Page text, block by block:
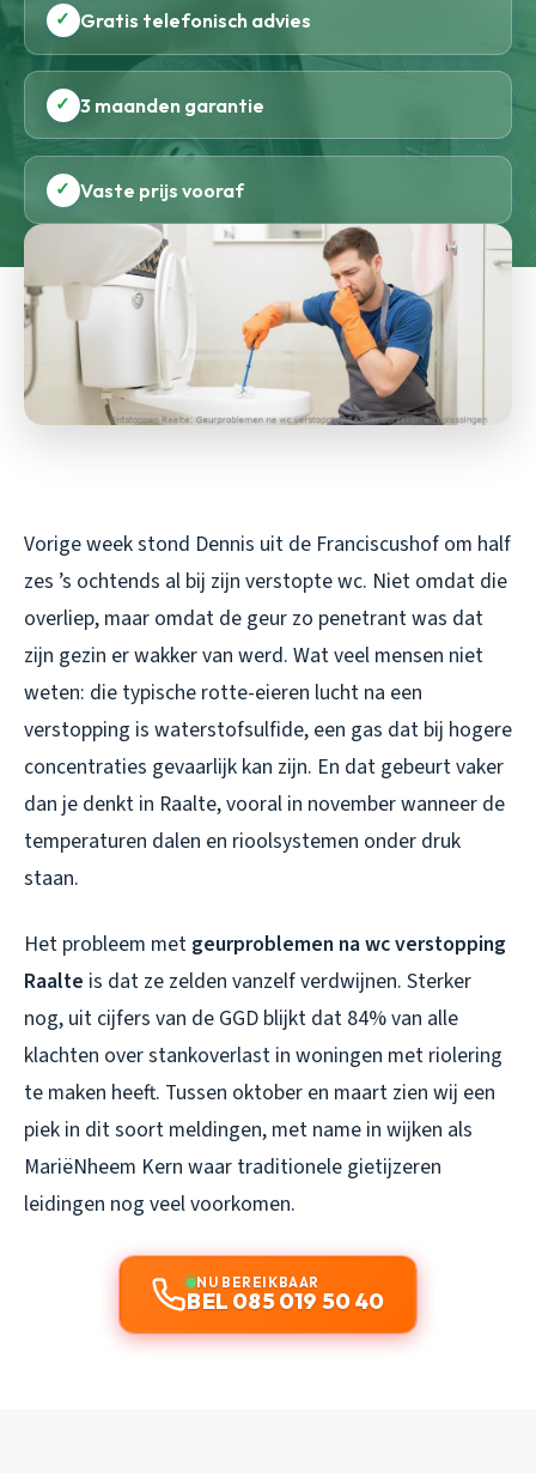
✓ Gratis telefonisch advies
✓ 3 maanden garantie
✓ Vaste prijs vooraf
Vorige week stond Dennis uit de Franciscushof om half
zes ’s ochtends al bij zijn verstopte wc. Niet omdat die
overliep, maar omdat de geur zo penetrant was dat
zijn gezin er wakker van werd. Wat veel mensen niet
weten: die typische rotte-eieren lucht na een
verstopping is waterstofsulfide, een gas dat bij hogere
concentraties gevaarlijk kan zijn. En dat gebeurt vaker
dan je denkt in Raalte, vooral in november wanneer de
temperaturen dalen en rioolsystemen onder druk
staan.
Het probleem met geurproblemen na wc verstopping
Raalte is dat ze zelden vanzelf verdwijnen. Sterker
nog, uit cijfers van de GGD blijkt dat 84% van alle
klachten over stankoverlast in woningen met riolering
te maken heeft. Tussen oktober en maart zien wij een
piek in dit soort meldingen, met name in wijken als
MariëNheem Kern waar traditionele gietijzeren
leidingen nog veel voorkomen.
NU BEREIKBAAR
BEL 085 019 50 40